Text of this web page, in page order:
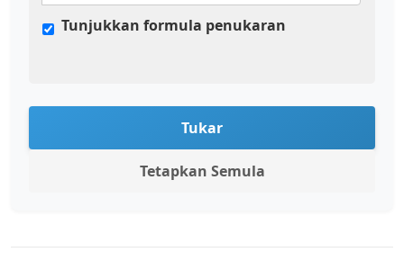
Tunjukkan formula penukaran
Tukar
Tetapkan Semula